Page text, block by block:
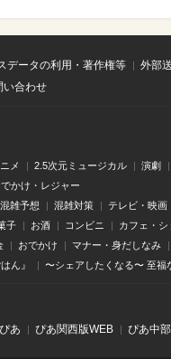
データの利用・著作権等 外部
い合わせ
メ 2.5次元ミュージカル 演劇
でかけ・レジャー
混雑予想 混雑対策 テレビ・映画
子 お酒 コンビニ カフェ・シ
おでかけ マナー・身だしなみ
ん』 〜シェアしたくなる〜 至福
あ ぴあ関⻄版WEB ぴあ中